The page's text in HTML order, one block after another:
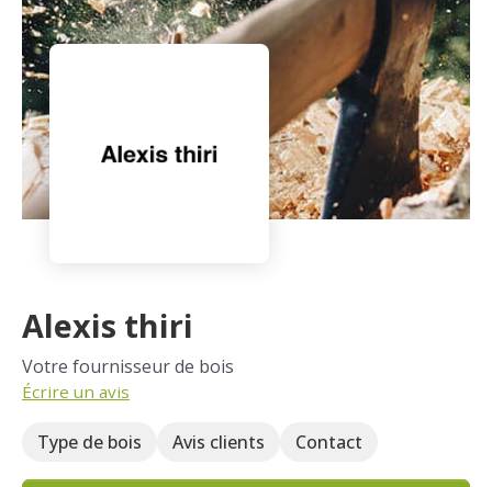
CALCULER SA CONSOMMATION
TROUVER SON FOURNISSEUR
BLOG
ESPACE PRO
Alexis thiri
Votre fournisseur de bois
Écrire un avis
Type de bois Avis clients Contact